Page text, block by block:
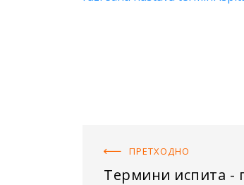
ПРЕТХОДНO
Термини испита -